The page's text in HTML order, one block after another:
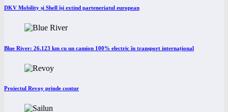
DKV Mobility și Shell își extind parteneriatul european
Blue River: 26.123 km cu un camion 100% electric în transport internațional
Proiectul Revoy prinde contur